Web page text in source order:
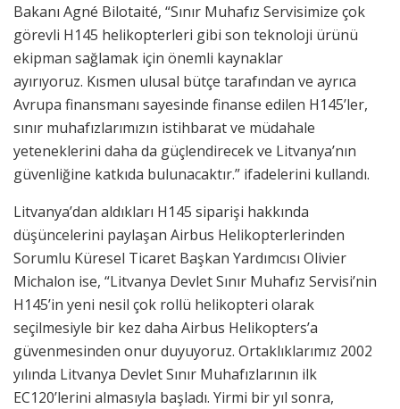
Bakanı Agné Bilotaité, “Sınır Muhafız Servisimize çok
görevli H145 helikopterleri gibi son teknoloji ürünü
ekipman sağlamak için önemli kaynaklar
ayırıyoruz. Kısmen ulusal bütçe tarafından ve ayrıca
Avrupa finansmanı sayesinde finanse edilen H145’ler,
sınır muhafızlarımızın istihbarat ve müdahale
yeteneklerini daha da güçlendirecek ve Litvanya’nın
güvenliğine katkıda bulunacaktır.” ifadelerini kullandı.
Litvanya’dan aldıkları H145 siparişi hakkında
düşüncelerini paylaşan Airbus Helikopterlerinden
Sorumlu Küresel Ticaret Başkan Yardımcısı Olivier
Michalon ise, “Litvanya Devlet Sınır Muhafız Servisi’nin
H145’in yeni nesil çok rollü helikopteri olarak
seçilmesiyle bir kez daha Airbus Helikopters’a
güvenmesinden onur duyuyoruz. Ortaklıklarımız 2002
yılında Litvanya Devlet Sınır Muhafızlarının ilk
EC120’lerini almasıyla başladı. Yirmi bir yıl sonra,